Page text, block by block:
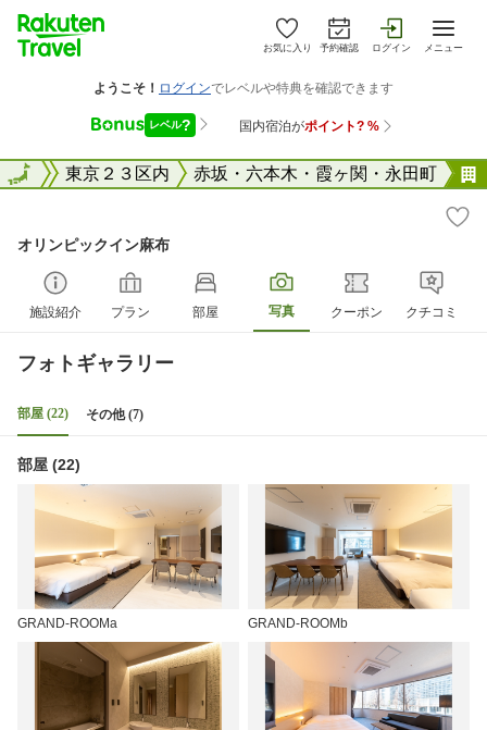
お気に入り 予約確認 ログイン メニュー
京都 東京２３区内 赤坂・六本木・霞ヶ関・永田町
全国
オリンピックイン麻布
施設紹介 プラン 部屋 写真 クーポン クチコミ
フォトギャラリー
部屋 (22) その他 (7)
部屋 (22)
GRAND-ROOMa GRAND-ROOMb